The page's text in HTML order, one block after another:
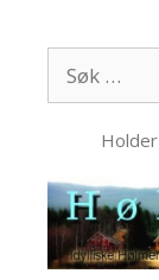
innhold
etter: